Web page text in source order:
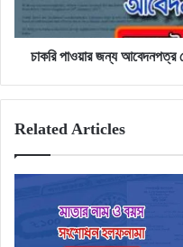
Letter
for
চাকরি পাওয়ার জন্য
Related Articles